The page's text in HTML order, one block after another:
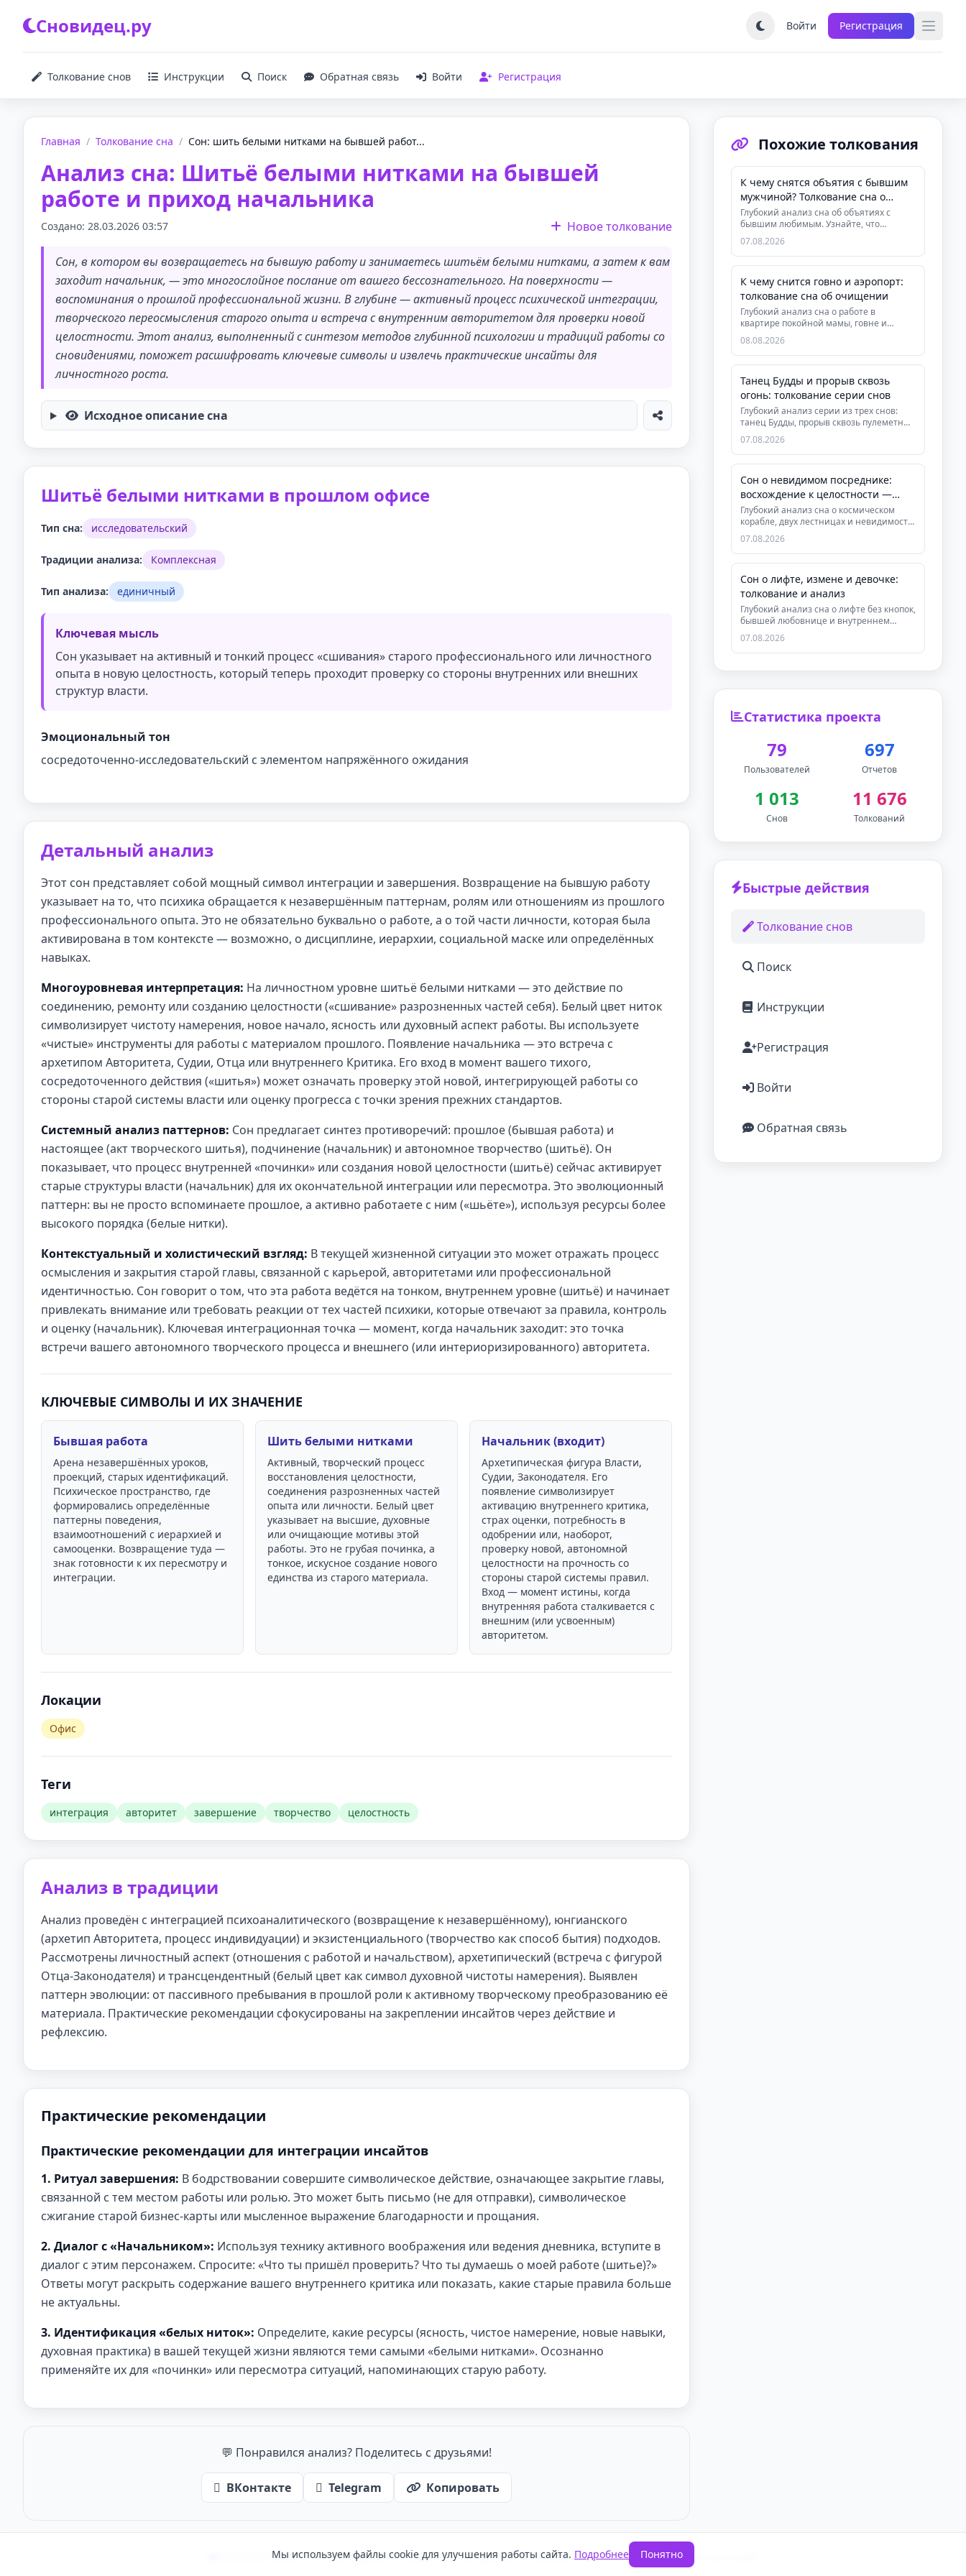
Сновидец.ру Войти Регистрация
Толкование снов Инструкции Поиск Обратная связь Войти Регистрация
Главная / Толкование сна / Сон: шить белыми нитками на бывшей работ...
Анализ сна: Шитьё белыми нитками на бывшей
работе и приход начальника
Создано: 28.03.2026 03:57 Новое толкование
Сон, в котором вы возвращаетесь на бывшую работу и занимаетесь шитьём белыми нитками, а затем к вам
заходит начальник, — это многослойное послание от вашего бессознательного. На поверхности —
воспоминания о прошлой профессиональной жизни. В глубине — активный процесс психической интеграции,
творческого переосмысления старого опыта и встреча с внутренним авторитетом для проверки новой
целостности. Этот анализ, выполненный с синтезом методов глубинной психологии и традиций работы со
сновидениями, поможет расшифровать ключевые символы и извлечь практические инсайты для
личностного роста.
Исходное описание сна
Шитьё белыми нитками в прошлом офисе
Тип сна: исследовательский
Традиции анализа: Комплексная
Тип анализа: единичный
Ключевая мысль
Сон указывает на активный и тонкий процесс «сшивания» старого профессионального или личностного
опыта в новую целостность, который теперь проходит проверку со стороны внутренних или внешних
структур власти.
Эмоциональный тон
сосредоточенно-исследовательский с элементом напряжённого ожидания
Детальный анализ
Этот сон представляет собой мощный символ интеграции и завершения. Возвращение на бывшую работу
указывает на то, что психика обращается к незавершённым паттернам, ролям или отношениям из прошлого
профессионального опыта. Это не обязательно буквально о работе, а о той части личности, которая была
активирована в том контексте — возможно, о дисциплине, иерархии, социальной маске или определённых
навыках.
Многоуровневая интерпретация: На личностном уровне шитьё белыми нитками — это действие по
соединению, ремонту или созданию целостности («сшивание» разрозненных частей себя). Белый цвет ниток
символизирует чистоту намерения, новое начало, ясность или духовный аспект работы. Вы используете
«чистые» инструменты для работы с материалом прошлого. Появление начальника — это встреча с
архетипом Авторитета, Судии, Отца или внутреннего Критика. Его вход в момент вашего тихого,
сосредоточенного действия («шитья») может означать проверку этой новой, интегрирующей работы со
стороны старой системы власти или оценку прогресса с точки зрения прежних стандартов.
Системный анализ паттернов: Сон предлагает синтез противоречий: прошлое (бывшая работа) и
настоящее (акт творческого шитья), подчинение (начальник) и автономное творчество (шитьё). Он
показывает, что процесс внутренней «починки» или создания новой целостности (шитьё) сейчас активирует
старые структуры власти (начальник) для их окончательной интеграции или пересмотра. Это эволюционный
паттерн: вы не просто вспоминаете прошлое, а активно работаете с ним («шьёте»), используя ресурсы более
высокого порядка (белые нитки).
Контекстуальный и холистический взгляд: В текущей жизненной ситуации это может отражать процесс
осмысления и закрытия старой главы, связанной с карьерой, авторитетами или профессиональной
идентичностью. Сон говорит о том, что эта работа ведётся на тонком, внутреннем уровне (шитьё) и начинает
привлекать внимание или требовать реакции от тех частей психики, которые отвечают за правила, контроль
и оценку (начальник). Ключевая интеграционная точка — момент, когда начальник заходит: это точка
встречи вашего автономного творческого процесса и внешнего (или интериоризированного) авторитета.
КЛЮЧЕВЫЕ СИМВОЛЫ И ИХ ЗНАЧЕНИЕ
Бывшая работа
Арена незавершённых уроков,
проекций, старых идентификаций.
Психическое пространство, где
формировались определённые
паттерны поведения,
взаимоотношений с иерархией и
самооценки. Возвращение туда —
знак готовности к их пересмотру и
интеграции.
Шить белыми нитками
Активный, творческий процесс
восстановления целостности,
соединения разрозненных частей
опыта или личности. Белый цвет
указывает на высшие, духовные
или очищающие мотивы этой
работы. Это не грубая починка, а
тонкое, искусное создание нового
единства из старого материала.
Начальник (входит)
Архетипическая фигура Власти,
Судии, Законодателя. Его
появление символизирует
активацию внутреннего критика,
страх оценки, потребность в
одобрении или, наоборот,
проверку новой, автономной
целостности на прочность со
стороны старой системы правил.
Вход — момент истины, когда
внутренняя работа сталкивается с
внешним (или усвоенным)
авторитетом.
Локации
Офис
Теги
интеграция авторитет завершение творчество целостность
Анализ в традиции
Анализ проведён с интеграцией психоаналитического (возвращение к незавершённому), юнгианского
(архетип Авторитета, процесс индивидуации) и экзистенциального (творчество как способ бытия) подходов.
Рассмотрены личностный аспект (отношения с работой и начальством), архетипический (встреча с фигурой
Отца-Законодателя) и трансцендентный (белый цвет как символ духовной чистоты намерения). Выявлен
паттерн эволюции: от пассивного пребывания в прошлой роли к активному творческому преобразованию её
материала. Практические рекомендации сфокусированы на закреплении инсайтов через действие и
рефлексию.
Практические рекомендации
Практические рекомендации для интеграции инсайтов
1. Ритуал завершения: В бодрствовании совершите символическое действие, означающее закрытие главы,
связанной с тем местом работы или ролью. Это может быть письмо (не для отправки), символическое
сжигание старой бизнес-карты или мысленное выражение благодарности и прощания.
2. Диалог с «Начальником»: Используя технику активного воображения или ведения дневника, вступите в
диалог с этим персонажем. Спросите: «Что ты пришёл проверить? Что ты думаешь о моей работе (шитье)?»
Ответы могут раскрыть содержание вашего внутреннего критика или показать, какие старые правила больше
не актуальны.
3. Идентификация «белых ниток»: Определите, какие ресурсы (ясность, чистое намерение, новые навыки,
духовная практика) в вашей текущей жизни являются теми самыми «белыми нитками». Осознанно
применяйте их для «починки» или пересмотра ситуаций, напоминающих старую работу.
💬 Понравился анализ? Поделитесь с друзьями!
ВКонтакте Telegram Копировать
Похожие толкования
К чему снятся объятия с бывшим
мужчиной? Толкование сна о
расставании
Глубокий анализ сна об объятиях с
бывшим любимым. Узнайте, что
означает этот сон, как он помогает за...
07.08.2026
К чему снится говно и аэропорт:
толкование сна об очищении
Глубокий анализ сна о работе в
квартире покойной мамы, говне и
аэропорте. Узнайте, как символы
очище...
08.08.2026
Танец Будды и прорыв сквозь
огонь: толкование серии снов
Глубокий анализ серии из трех снов:
танец Будды, прорыв сквозь пулеметный
огонь и выбор среди друзей...
07.08.2026
Сон о невидимом посреднике:
восхождение к целостности —
толкование
Глубокий анализ сна о космическом
корабле, двух лестницах и невидимости.
Раскрываем символизм интегр...
07.08.2026
Сон о лифте, измене и девочке:
толкование и анализ
Глубокий анализ сна о лифте без кнопок,
бывшей любовнице и внутреннем
ребёнке. Психологическая и дух...
07.08.2026
Статистика проекта
79
Пользователей
697
Отчетов
1 013
Снов
11 676
Толкований
Быстрые действия
Толкование снов
Поиск
Инструкции
Регистрация
Войти
Обратная связь
Мы используем файлы cookie для улучшения работы сайта. Подробнее Понятно
Обратная связь·Политика обработки персональных данных·Пользовательское соглашение·Политика cookie